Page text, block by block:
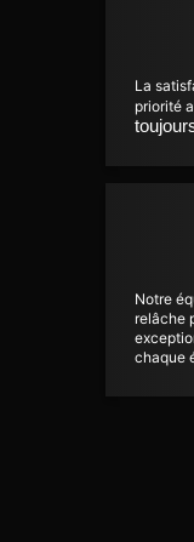
La
priorité
Notre
relâche
chaque